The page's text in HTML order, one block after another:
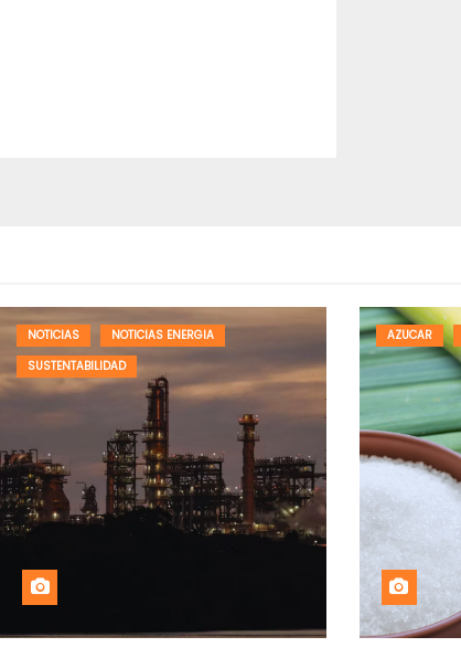
NOTICIAS
NOTICIAS ENERGIA
SUSTENTABILIDAD
AZUCAR